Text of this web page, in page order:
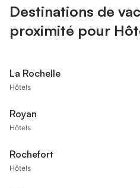
Destinations de
proximité pour
La Rochelle
Hôtels
Royan
Hôtels
Rochefort
Hôtels